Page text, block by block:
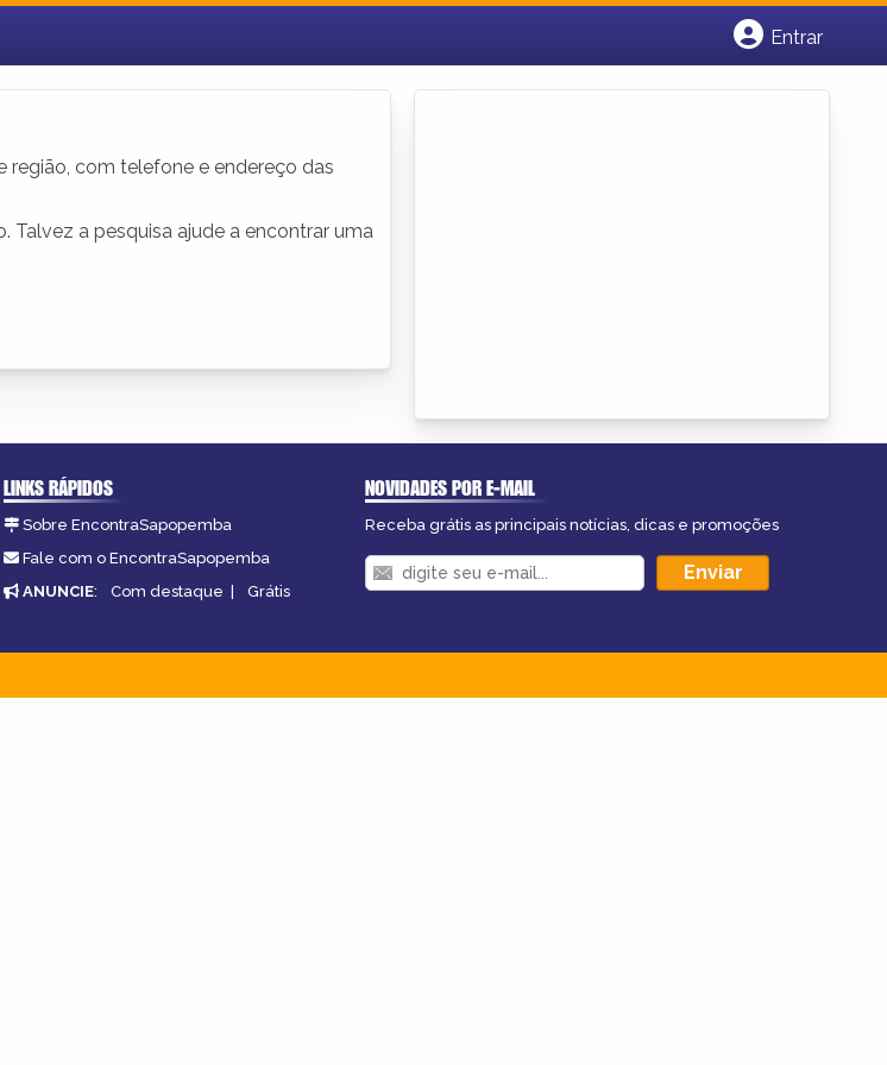
Entrar
região, com telefone e endereço das
a pesquisa ajude a encontrar uma
LINKS RÁPIDOS
Sobre EncontraSapopemba
Fale com o EncontraSapopemba
ANUNCIE: Com destaque | Grátis
NOVIDADES POR E-MAIL
Receba grátis as principais notícias, dicas e promoções